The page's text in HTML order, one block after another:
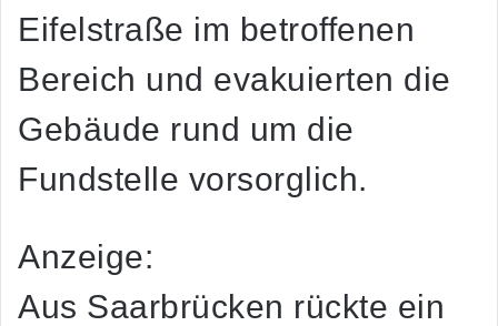
Eifelstraße im betroffenen
Bereich und evakuierten die
Gebäude rund um die
Fundstelle vorsorglich.
Anzeige:
Aus Saarbrücken rückte ein